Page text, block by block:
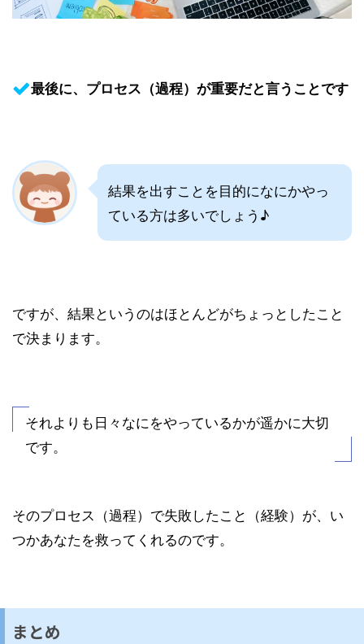
最後に、プロセス（過程）が重要だと言うことです
結果を出すことを目的になにかやっ
ている方は多いでしょう♪
ですが、結果というのはほとんどがちょっとしたこと
で決まります。
それよりも日々なにをやっているかが遥かに大切
です。
そのプロセス（過程）で失敗したこと（経験）が、い
つかあなたを救ってくれるのです。
まとめ